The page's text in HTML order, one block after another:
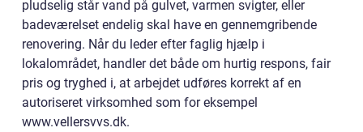
pludselig står vand på gulvet, varmen svigter, eller
badeværelset endelig skal have en gennemgribende
renovering. Når du leder efter faglig hjælp i
lokalområdet, handler det både om hurtig respons, fair
pris og tryghed i, at arbejdet udføres korrekt af en
autoriseret virksomhed som for eksempel
www.vellersvvs.dk.